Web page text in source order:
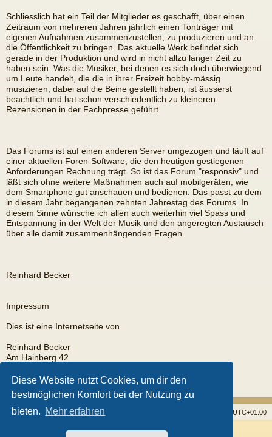
Diese Website nutzt Cookies, um dir den
bestmöglichen Komfort bei der Nutzung zu
bieten. Mehr erfahren
Schliesslich hat ein Teil der Mitglieder es geschafft, über einen
Zeitraum von mehreren Jahren jährlich einen Tonträger mit
eigenen Aufnahmen zusammenzustellen, zu produzieren und an
die Öffentlichkeit zu bringen. Das aktuelle Werk befindet sich
gerade in der Produktion und wird in nicht allzu langer Zeit zu
haben sein. Was die Musiker, bei denen es sich doch überwiegend
um Leute handelt, die die in ihrer Freizeit hobby-mässig
musizieren, dabei auf die Beine gestellt haben, ist äusserst
beachtlich und hat schon verschiedentlich zu kleineren
Rezensionen in der Fachpresse geführt.
Das Forums ist auf einen anderen Server umgezogen und läuft auf
einer aktuellen Foren-Software, die den heutigen gestiegenen
Anforderungen Rechnung trägt. So ist das Forum "responsiv" und
läßt sich ohne weitere Maßnahmen auch auf mobilgeräten, wie
dem Smartphone gut anschauen und bedienen. Das passt zu dem
in diesem Jahr begangenen zehnten Jahrestag des Forums. In
diesem Sinne wünsche ich allen auch weiterhin viel Spass und
Entspannung in der Welt der Musik und den angeregten Austausch
über alle damit zusammenhängenden Fragen.
Reinhard Becker
Impressum
Dies ist eine Internetseite von
Reinhard Becker
Am Hainberg 42
EMail: rb@fingerpicker.eu
Startseite Foren UTC+01:00
Powered byphpBB® Forum Software © phpBB Limited